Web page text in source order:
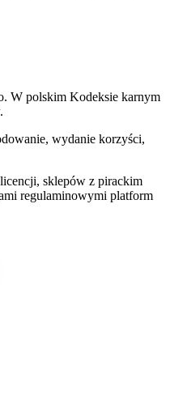
W polskim Kodeksie karnym
wydanie korzyści,
sklepów z pirackim
regulaminowymi platform